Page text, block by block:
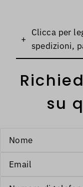
+
Clicca per
spedizioni,
su